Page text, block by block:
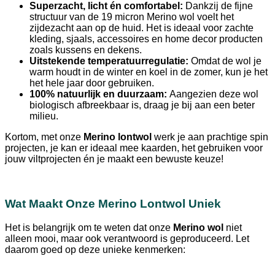
Superzacht, licht én comfortabel: Dankzij de fijne
structuur van de 19 micron Merino wol voelt het
zijdezacht aan op de huid. Het is ideaal voor zachte
kleding, sjaals, accessoires en home decor producten
zoals kussens en dekens.
Uitstekende temperatuurregulatie: Omdat de wol je
warm houdt in de winter en koel in de zomer, kun je het
het hele jaar door gebruiken.
100% natuurlijk en duurzaam: Aangezien deze wol
biologisch afbreekbaar is, draag je bij aan een beter
milieu.
Kortom, met onze Merino lontwol werk je aan prachtige spin
projecten, je kan er ideaal mee kaarden, het gebruiken voor
jouw viltprojecten én je maakt een bewuste keuze!
Wat Maakt Onze Merino Lontwol Uniek
Het is belangrijk om te weten dat onze Merino wol niet
alleen mooi, maar ook verantwoord is geproduceerd. Let
daarom goed op deze unieke kenmerken: